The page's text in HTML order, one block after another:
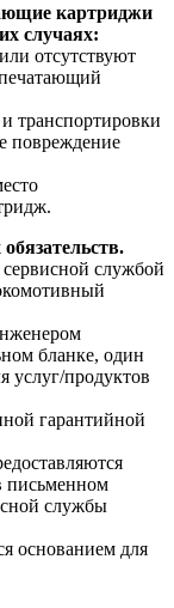
картриджи
случаях:
отсутствуют
транспортировки
повреждение
службой
бланке, один
услуг/продуктов
гарантийной
письменном
службы
основанием для